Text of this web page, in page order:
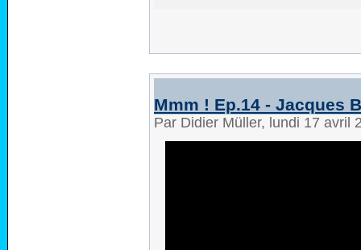
Mmm ! Ep.14 - Jacques
Par Didier Müller, lundi 17 avril